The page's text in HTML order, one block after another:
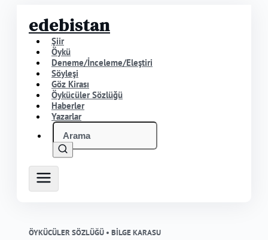
edebistan
Şiir
Öykü
Deneme/İnceleme/Eleştiri
Söyleşi
Göz Kirası
Öykücüler Sözlüğü
Haberler
Yazarlar
ÖYKÜCÜLER SÖZLÜĞÜ • BİLGE KARASU